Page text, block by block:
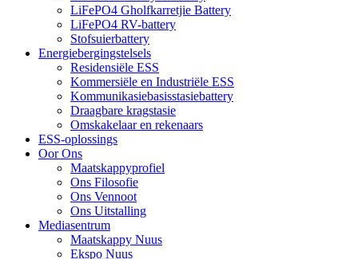
LiFePO4 Gholfkarretjie Battery
LiFePO4 RV-battery
Stofsuierbattery
Energiebergingstelsels
Residensiële ESS
Kommersiële en Industriële ESS
Kommunikasiebasisstasiebattery
Draagbare kragstasie
Omskakelaar en rekenaars
ESS-oplossings
Oor Ons
Maatskappyprofiel
Ons Filosofie
Ons Vennoot
Ons Uitstalling
Mediasentrum
Maatskappy Nuus
Ekspo Nuus